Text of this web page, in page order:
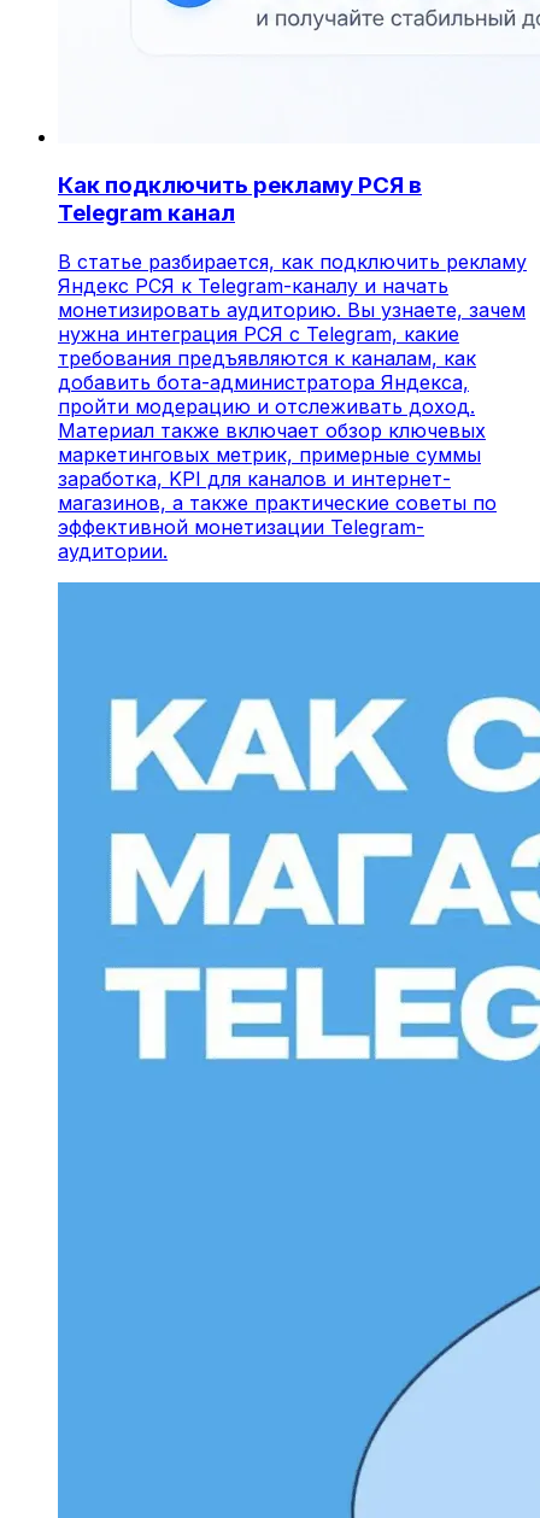
Как подключить рекламу РСЯ в
Telegram канал
В статье разбирается, как подключить рекламу
Яндекс РСЯ к Telegram-каналу и начать
монетизировать аудиторию. Вы узнаете, зачем
нужна интеграция РСЯ с Telegram, какие
требования предъявляются к каналам, как
добавить бота-администратора Яндекса,
пройти модерацию и отслеживать доход.
Материал также включает обзор ключевых
маркетинговых метрик, примерные суммы
заработка, KPI для каналов и интернет-
магазинов, а также практические советы по
эффективной монетизации Telegram-
аудитории.